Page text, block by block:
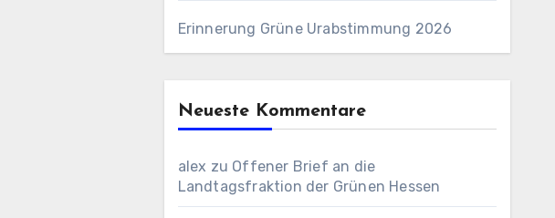
Erinnerung Grüne Urabstimmung 2026
Neueste Kommentare
alex zu Offener Brief an die
Landtagsfraktion der Grünen Hessen